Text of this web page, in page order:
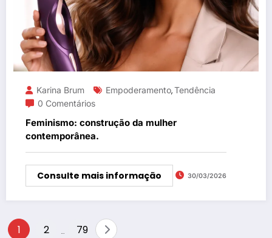
Karina Brum Empoderamento,Tendência
0 Comentários
Feminismo: construção da mulher
contemporânea.
Consulte mais informação 30/03/2026
Paginação
1 2 79